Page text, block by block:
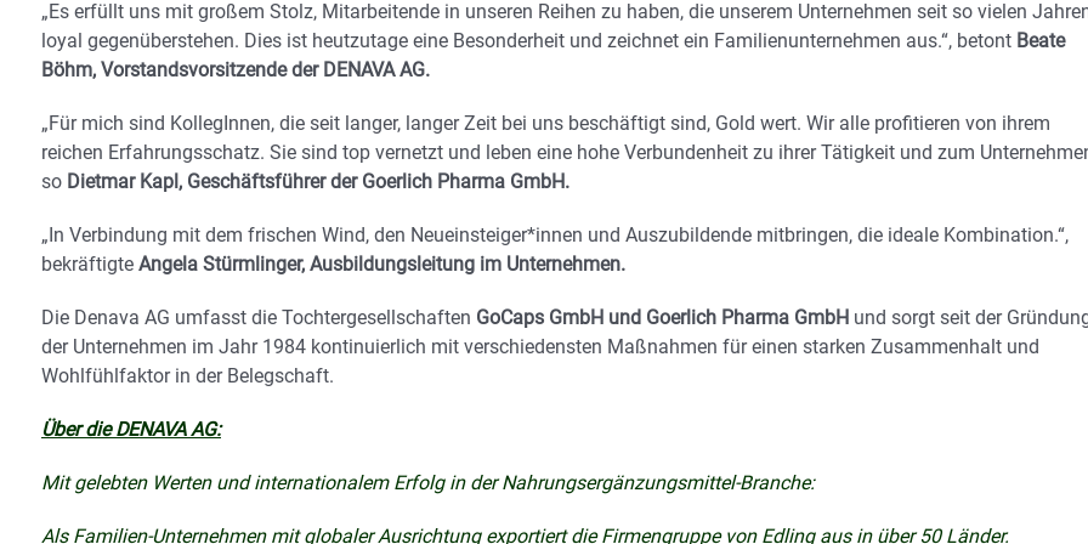
„Es erfüllt uns mit großem Stolz, Mitarbeitende in unseren Reihen zu haben, die unserem Unternehmen seit so vielen
loyal gegenüberstehen. Dies ist heutzutage eine Besonderheit und zeichnet ein Familienunternehmen aus.“, betont Beate
Böhm, Vorstandsvorsitzende der DENAVA AG.
„Für mich sind KollegInnen, die seit langer, langer Zeit bei uns beschäftigt sind, Gold wert. Wir alle profitieren von ihrem
reichen Erfahrungsschatz. Sie sind top vernetzt und leben eine hohe Verbundenheit zu ihrer Tätigkeit und zum
so Dietmar Kapl, Geschäftsführer der Goerlich Pharma GmbH.
„In Verbindung mit dem frischen Wind, den Neueinsteiger*innen und Auszubildende mitbringen, die ideale Kombination.“,
bekräftigte Angela Stürmlinger, Ausbildungsleitung im Unternehmen.
Die Denava AG umfasst die Tochtergesellschaften GoCaps GmbH und Goerlich Pharma GmbH und sorgt seit der
der Unternehmen im Jahr 1984 kontinuierlich mit verschiedensten Maßnahmen für einen starken Zusammenhalt und
Wohlfühlfaktor in der Belegschaft.
Über die DENAVA AG:
Mit gelebten Werten und internationalem Erfolg in der Nahrungsergänzungsmittel-Branche:
Als Familien-Unternehmen mit globaler Ausrichtung exportiert die Firmengruppe von Edling aus in über 50 Länder.